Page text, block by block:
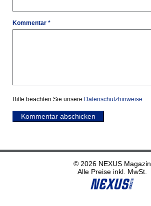
Kommentar *
Bitte beachten Sie unsere Datenschutzhinweise
Kommentar abschicken
© 2026 NEXUS Magazin
Alle Preise inkl. MwSt.